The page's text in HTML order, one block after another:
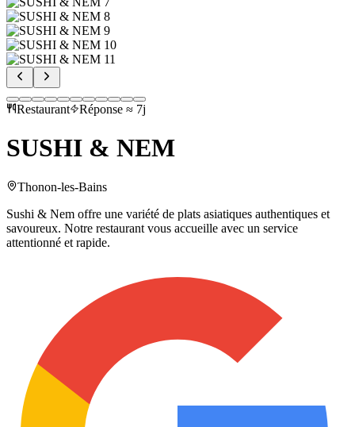
Restaurant Réponse ≈ 7j
SUSHI & NEM
Thonon-les-Bains
Sushi & Nem offre une variété de plats asiatiques authentiques et
savoureux. Notre restaurant vous accueille avec un service
attentionné et rapide.